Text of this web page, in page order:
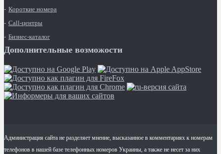
Короткие номера
Call-центры
Бизнес-каталог
Дополнительные возможости
Администрация сайта не разделяет мнение, высказанное в комментариях к номерам
телефонов в нашей базе телефонных номеров Украины, а также не несет за них